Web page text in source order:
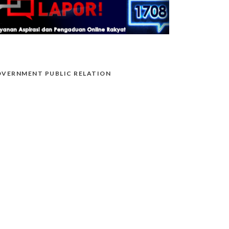
PUBLIC RELATION